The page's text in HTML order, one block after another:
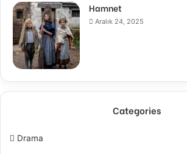
Hamnet
Aralık 24, 2025
Categories
Drama